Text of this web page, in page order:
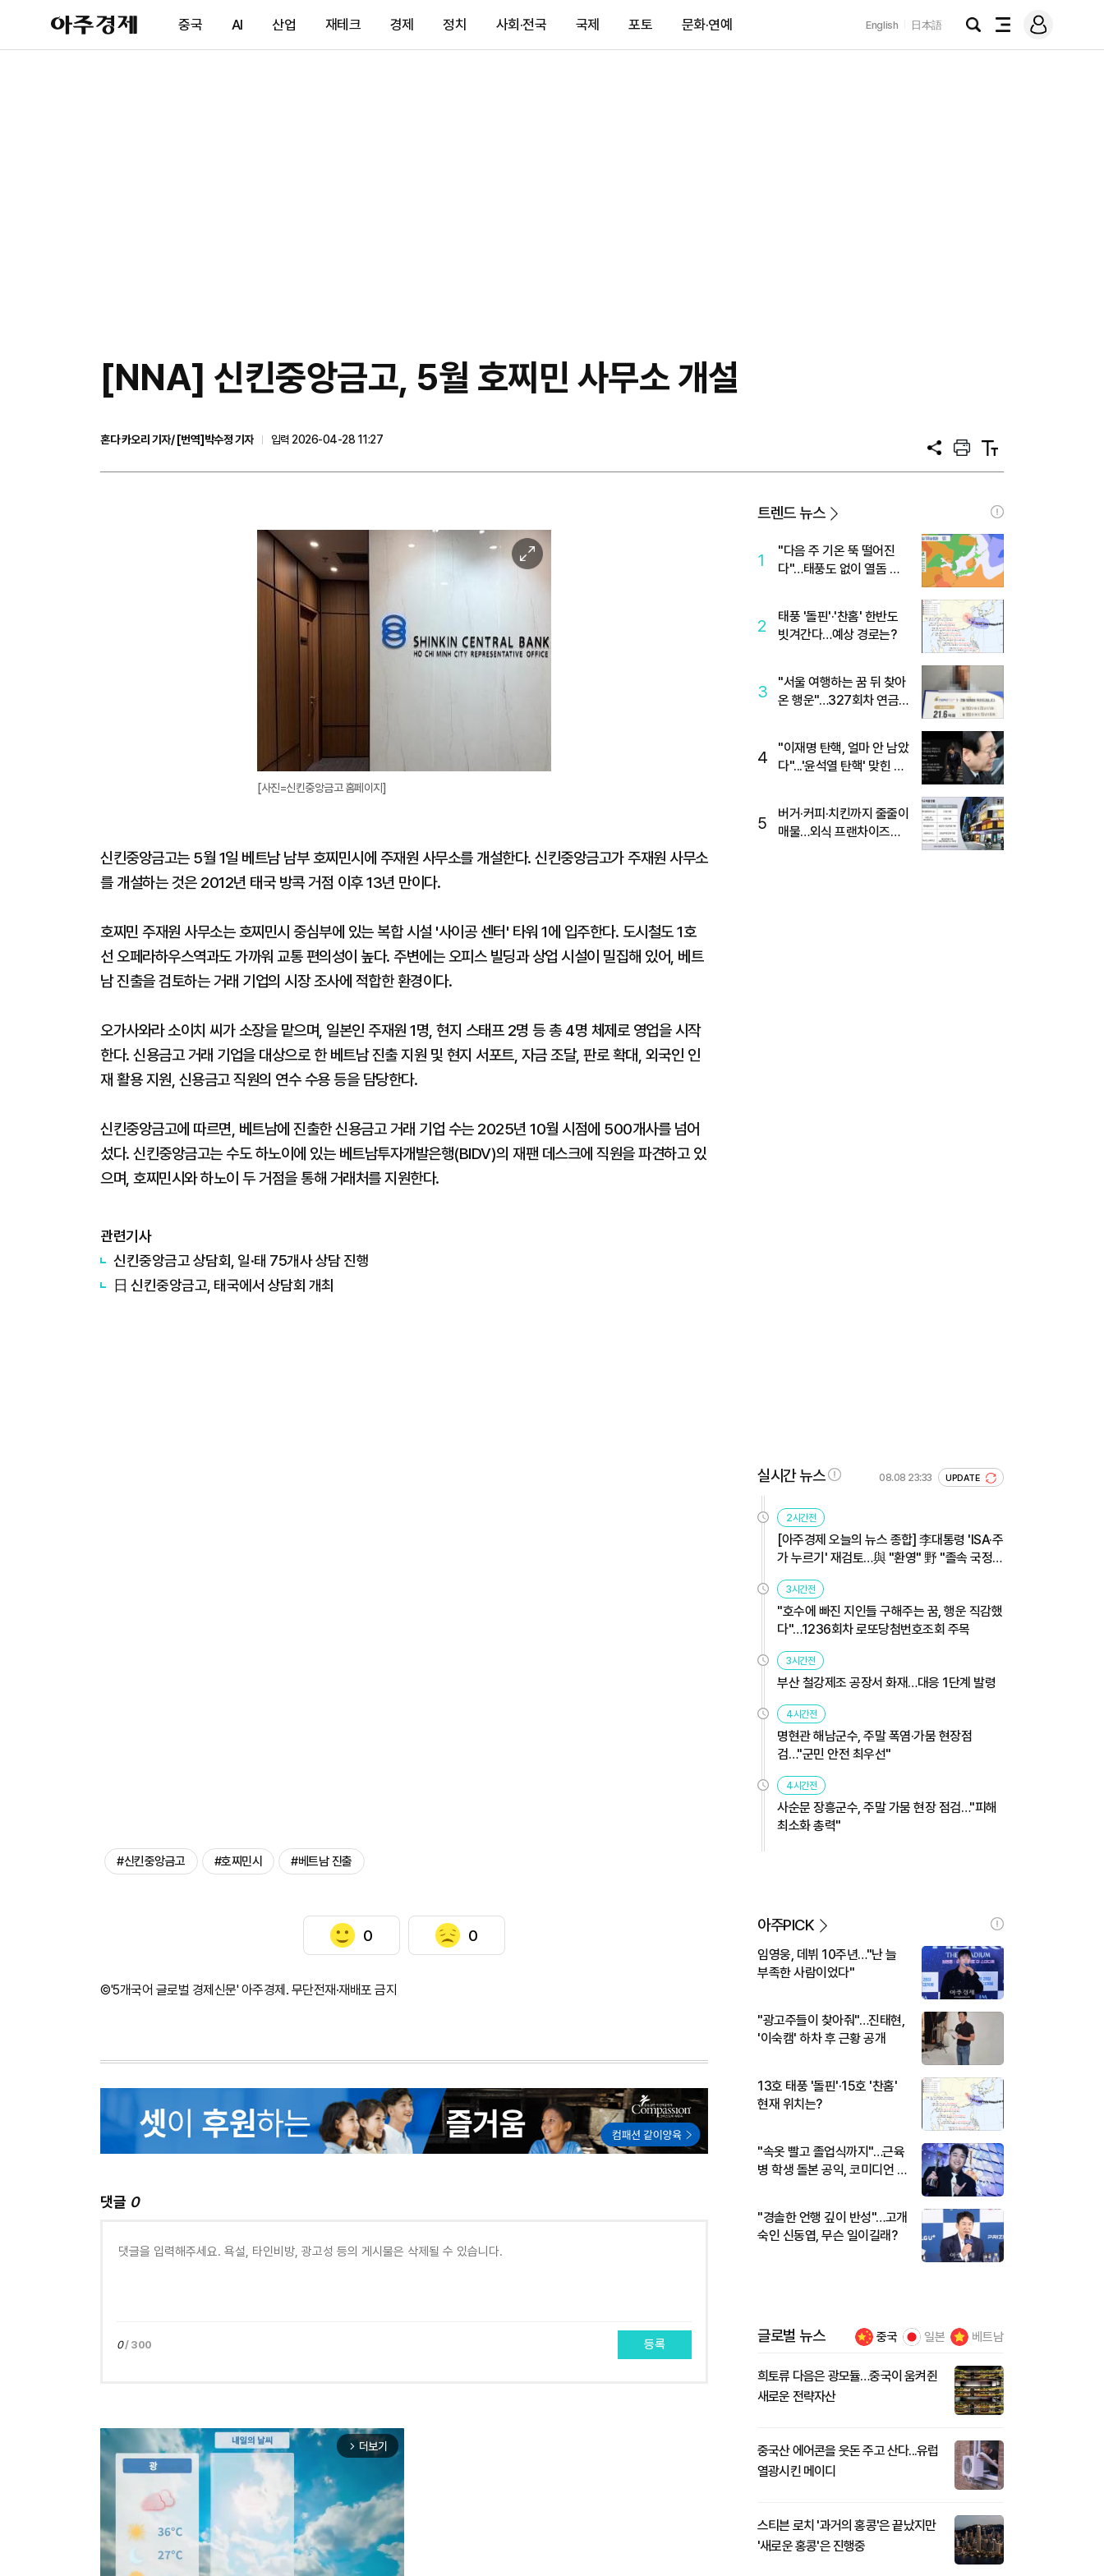
아
주
제
중국 AI 산업 재테크 경제 정치 사회·전국 국제 포토 문화·연예 English 日本語
검
전
메
그
[NNA] 신킨중앙금고, 5월 호찌민 사무소 개설
혼다 카오리 기자/ [번역]박수정 기자
입력 2026-04-28 11:27
공
프
트
텍
트
이
미
대
[사진=신킨중앙금고 홈페이지]
신킨중앙금고는 5월 1일 베트남 남부 호찌민시에 주재원 사무소를 개설한다. 신킨중앙금고가 주재원 사무소
를 개설하는 것은 2012년 태국 방콕 거점 이후 13년 만이다.
호찌민 주재원 사무소는 호찌민시 중심부에 있는 복합 시설 '사이공 센터' 타워 1에 입주한다. 도시철도 1호
선 오페라하우스역과도 가까워 교통 편의성이 높다. 주변에는 오피스 빌딩과 상업 시설이 밀집해 있어, 베트
남 진출을 검토하는 거래 기업의 시장 조사에 적합한 환경이다.
오가사와라 소이치 씨가 소장을 맡으며, 일본인 주재원 1명, 현지 스태프 2명 등 총 4명 체제로 영업을 시작
한다. 신용금고 거래 기업을 대상으로 한 베트남 진출 지원 및 현지 서포트, 자금 조달, 판로 확대, 외국인 인
재 활용 지원, 신용금고 직원의 연수 수용 등을 담당한다.
신킨중앙금고에 따르면, 베트남에 진출한 신용금고 거래 기업 수는 2025년 10월 시점에 500개사를 넘어
섰다. 신킨중앙금고는 수도 하노이에 있는 베트남투자개발은행(BIDV)의 재팬 데스크에 직원을 파견하고 있
으며, 호찌민시와 하노이 두 거점을 통해 거래처를 지원한다.
관련기사
신킨중앙금고 상담회, 일·태 75개사 상담 진행
日 신킨중앙금고, 태국에서 상담회 개최
#신킨중앙금고 #호찌민시 #베트남 진출
0 0
©'5개국어 글로벌 경제신문' 아주경제. 무단전재·재배포 금지
댓글 0
0/ 300 등록
arrow_forward_ios 더보기
트렌드 뉴스
1
"다음 주 기온 뚝 떨어진
다"…태풍도 없이 열돔 박
2
태풍 '돌핀'·'찬홈' 한반도
빗겨간다…예상 경로는?
3
"서울 여행하는 꿈 뒤 찾아
온 행운"…327회차 연금
4
"이재명 탄핵, 얼마 안 남았
다"...'윤석열 탄핵' 맞힌 무
5
버거·커피·치킨까지 줄줄이
매물…외식 프랜차이즈
실시간 뉴스 08.08 23:33 UPDATE
2시간전
[아주경제 오늘의 뉴스 종합] 李대통령 'ISA·주
가 누르기' 재검토…與 "환영" 野 "졸속 국정"
外
3시간전
"호수에 빠진 지인들 구해주는 꿈, 행운 직감했
다"…1236회차 로또당첨번호조회 주목
3시간전
부산 철강제조 공장서 화재…대응 1단계 발령
4시간전
명현관 해남군수, 주말 폭염·가뭄 현장점
검…"군민 안전 최우선"
4시간전
사순문 장흥군수, 주말 가뭄 현장 점검…"피해
최소화 총력"
아주PICK
임영웅, 데뷔 10주년…"난 늘
부족한 사람이었다"
"광고주들이 찾아줘"…진태현,
'이숙캠' 하차 후 근황 공개
13호 태풍 '돌핀'·15호 '찬홈'
현재 위치는?
"속옷 빨고 졸업식까지"…근육
병 학생 돌본 공익, 코미디언 김
"경솔한 언행 깊이 반성"…고개
숙인 신동엽, 무슨 일이길래?
글로벌 뉴스 중국 일본 베트남
희토류 다음은 광모듈…중국이 움켜쥔
새로운 전략자산
중국산 에어콘을 웃돈 주고 산다...유럽
열광시킨 메이디
스티븐 로치 '과거의 홍콩'은 끝났지만
'새로운 홍콩'은 진행중